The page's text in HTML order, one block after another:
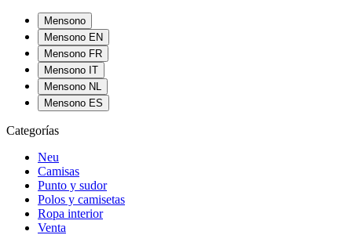
Mensono
Mensono EN
Mensono FR
Mensono IT
Mensono NL
Mensono ES
Categorías
Neu
Camisas
Punto y sudor
Polos y camisetas
Ropa interior
Venta